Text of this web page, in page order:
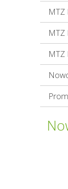
MTZ
MTZ
MTZ